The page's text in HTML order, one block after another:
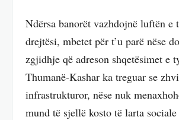
Ndërsa banorët vazhdojnë luftën e
drejtësi, mbetet për t’u parë nëse
zgjidhje që adreson shqetësimet e
Thumanë-Kashar ka treguar se
infrastrukturor, nëse nuk
mund të sjellë kosto të larta sociale